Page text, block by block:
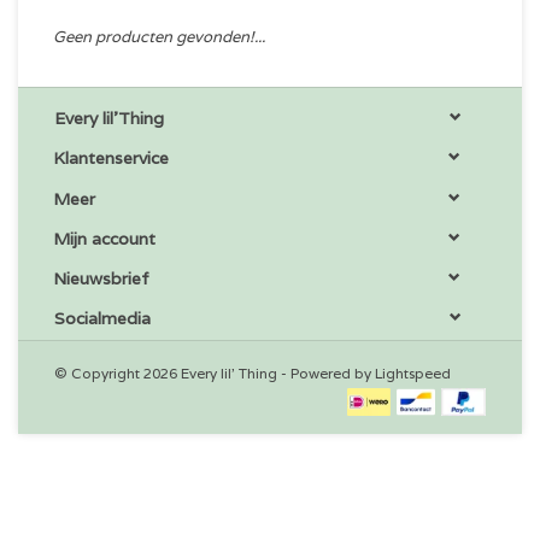
Geen producten gevonden!...
Every lil'Thing
Klantenservice
Meer
Mijn account
Nieuwsbrief
Socialmedia
© Copyright 2026 Every lil' Thing - Powered by Lightspeed